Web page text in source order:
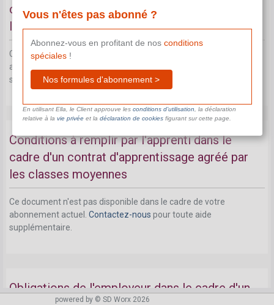
cadre d'un contrat d'apprentissage agréé par
les classes moyennes
Ce document n'est pas disponible dans le cadre de votre
abonnement actuel.
supplémentaire.
Conditions à remplir par l'apprenti dans le
cadre d'un contrat d'apprentissage agréé par
les classes moyennes
Ce document n'est pas disponible dans le cadre de votre
abonnement actuel. Contactez-nous pour toute aide
supplémentaire.
Obligations de l'employeur dans le cadre d'un
powered by © SD Worx 2026
Vous n'êtes pas abonné ?
Abonnez-vous en profitant de nos conditions
spéciales!
Nos formules d'abonnement >
En utilisant Ella, le Client approuve les conditions d’utilisation , la déclaration
relative à la vie privéeet la déclaration de cookiesfigurant sur cette page.